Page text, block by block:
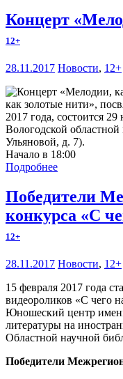
Концерт
12+
28.11.2017 Новости, 12+
как золотые нити»,
2017 года, состоится
Вологодской
Ульяновой, д. 7).
Начало в 18:00
Подробнее
Победители
конкурса «С
12+
28.11.2017 Новости, 12+
15 февраля 2017 года
видеороликов «С чего
Юношеский центр
литературы на
Областной научной
Победители